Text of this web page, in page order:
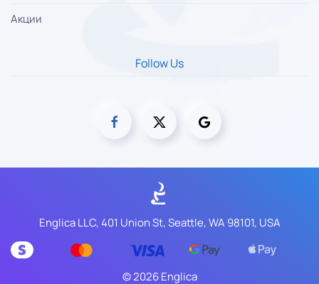
Акции
Follow Us
Englica LLC, 401 Union St, Seattle, WA 98101, USA
©2026Englica